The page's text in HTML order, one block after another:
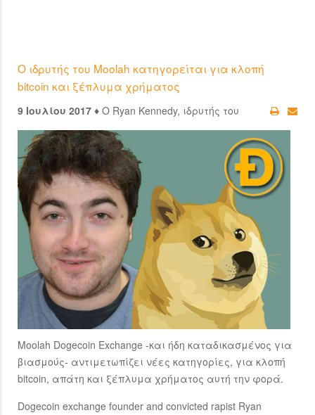
Ο ιδρυτής του Moolah κατηγορείται για κλοπή
bitcoin και ξέπλυμα χρήματος
9 Ιουλίου 2017 ♦ Ο Ryan Kennedy, ιδρυτής του
Moolah Dogecoin Exchange -και ήδη καταδικασμένος για
βιασμούς- αντιμετωπίζει νέες κατηγορίες, για κλοπή
bitcoin, απάτη και ξέπλυμα χρήματος αυτή την φορά.
Dogecoin exchange founder and convicted rapist Ryan